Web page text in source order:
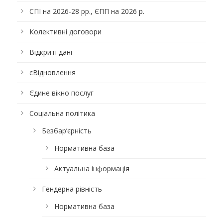
СПІ на 2026-28 рр., ЄПП на 2026 р.
Колективні договори
Відкриті дані
єВідновлення
Єдине вікно послуг
Соціальна політика
Безбар’єрність
Нормативна база
Актуальна інформація
Гендерна рівність
Нормативна база